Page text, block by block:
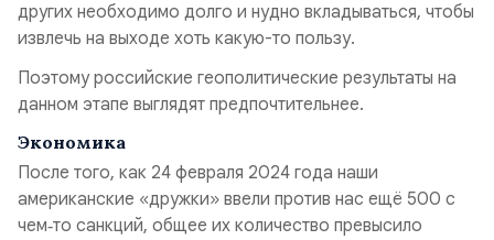
других необходимо долго и нудно вкладываться, чтобы
извлечь на выходе хоть какую-то пользу.
Поэтому российские геополитические результаты на
данном этапе выглядят предпочтительнее.
Экономика
После того, как 24 февраля 2024 года наши
американские «дружки» ввели против нас ещё 500 с
чем‑то санкций, общее их количество превысило